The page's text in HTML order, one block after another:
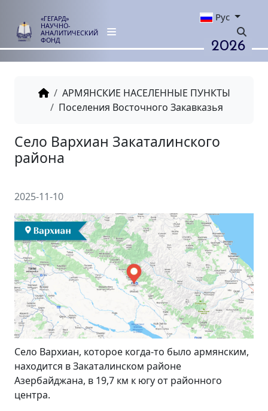
«ГЕГАРД»
НАУЧНО-
АНАЛИТИЧЕСКИЙ
ФОНД
Рус
2026
АРМЯНСКИЕ НАСЕЛЕННЫЕ ПУНКТЫ
Поселения Восточного Закавказья
района
2025-11-10
Село Вархиан, которое когда-то было армянским,
находится в Закаталинском районе
Азербайджана, в 19,7 км к югу от районного
центра.